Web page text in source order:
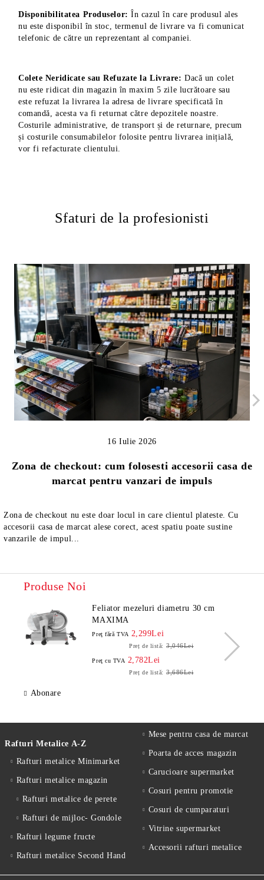
Disponibilitatea Produselor: În cazul în care produsul ales
nu este disponibil în stoc, termenul de livrare va fi comunicat
telefonic de către un reprezentant al companiei.
Colete Neridicate sau Refuzate la Livrare: Dacă un colet
nu este ridicat din magazin în maxim 5 zile lucrătoare sau
este refuzat la livrarea la adresa de livrare specificată în
comandă, acesta va fi returnat către depozitele noastre.
Costurile administrative, de transport și de returnare, precum
și costurile consumabilelor folosite pentru livrarea inițială,
vor fi refacturate clientului.
Sfaturi de la profesionisti
Zona de checkout: cum folosesti accesorii casa de
marcat pentru vanzari de impuls
16 Iulie 2026
Zona de checkout nu este doar locul in care clientul plateste. Cu
accesorii casa de marcat alese corect, acest spatiu poate sustine
vanzarile de impul...
Produse Noi
Feliator mezeluri diametru 30 cm
MAXIMA
Preţ fără TVA 2,299Lei
Preț de listă: 3,046Lei
Preţ cu TVA 2,782Lei
Preț de listă: 3,686Lei
Abonare
Rafturi Metalice A-Z
Rafturi metalice Minimarket
Rafturi metalice magazin
Rafturi metalice de perete
Rafturi de mijloc- Gondole
Rafturi legume fructe
Rafturi metalice Second Hand
Mese pentru casa de marcat
Poarta de acces magazin
Carucioare supermarket
Cosuri pentru promotie
Cosuri de cumparaturi
Vitrine supermarket
Accesorii rafturi metalice